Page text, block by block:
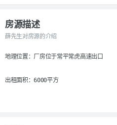
房源描述
薛先生对房源的介绍
地理位置：厂房位于常平常虎高速出口
出租面积：6000平方